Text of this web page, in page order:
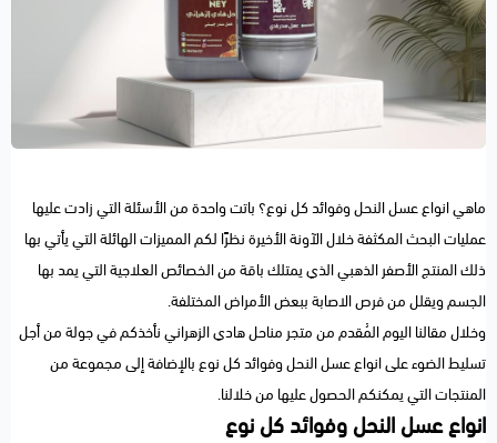
ماهي انواع عسل النحل وفوائد كل نوع؟ باتت واحدة من الأسئلة التي زادت عليها
عمليات البحث المكثفة خلال الآونة الأخيرة نظرًا لكم المميزات الهائلة التي يأتي بها
ذلك المنتج الأصفر الذهبي الذي يمتلك باقة من الخصائص العلاجية التي يمد بها
الجسم ويقلل من فرص الاصابة ببعض الأمراض المختلفة.
وخلال مقالنا اليوم المُقدم من متجر مناحل هادي الزهراني نأخذكم في جولة من أجل
تسليط الضوء على انواع عسل النحل وفوائد كل نوع بالإضافة إلى مجموعة من
المنتجات التي يمكنكم الحصول عليها من خلالنا.
انواع عسل النحل وفوائد كل نوع